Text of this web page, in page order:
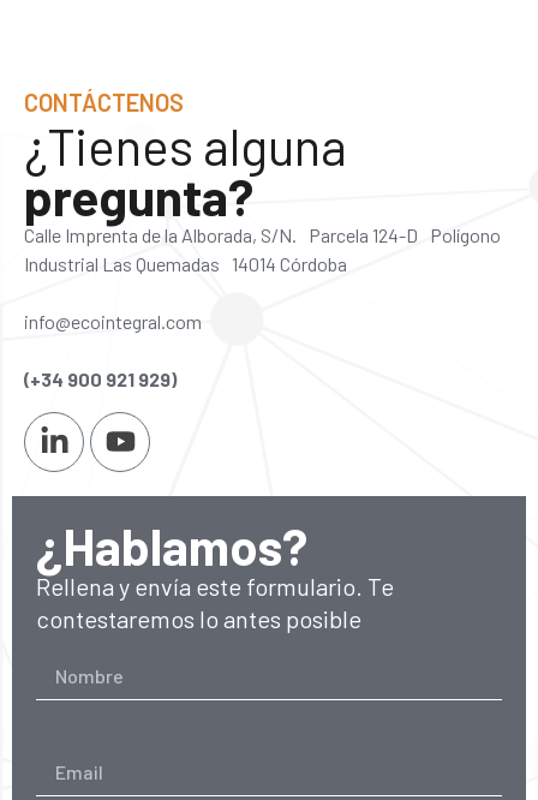
¿Hablamos?
Rellena y envía este formulario. Te
contestaremos lo antes posible
CONTÁCTENOS
¿Tienes alguna
pregunta?
Calle Imprenta de la Alborada, S/N. Parcela 124-D Polígono
Industrial Las Quemadas 14014 Córdoba
info@ecointegral.com
(+34 900 921 929)